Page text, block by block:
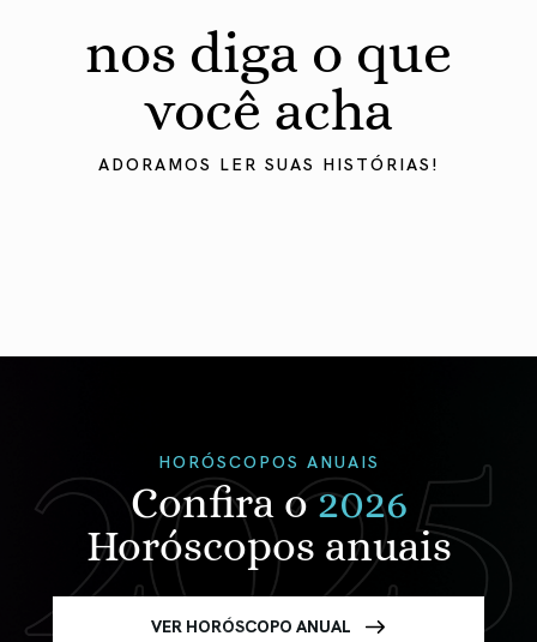
nos diga o que
você acha
ADORAMOS LER SUAS HISTÓRIAS!
HORÓSCOPOS ANUAIS
Confira o2026
Horóscopos anuais
VER HORÓSCOPO ANUAL